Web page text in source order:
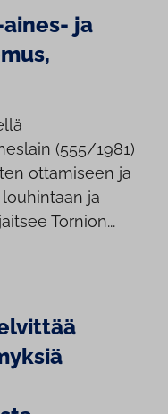
ja
(555/1981)
ottamiseen ja
ja
Tornion...